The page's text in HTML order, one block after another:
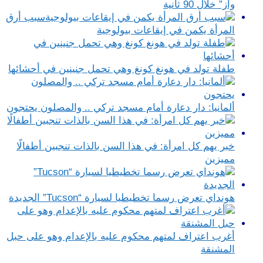
واز” خلال 90 ثانية
سبب أرق
المرأة يكمن في إيقاعات بيولوجية
طفلة تولد في هونغ كونغ وهي تحمل جنينين في أحشائها
ألمانيا: دار دعارة أمام مسجد تركي .. والمصلون يحتجون
خبر يهم كل امرأة: في هذا السن بالذات تنجبين أطفالًا
مميزين
هونداي تعرض رسما تخطيطيا لسيارة “Tucson” الجديدة
أغرب اعتراف لمتهم محكوم عليه بالإعدام وهو على حبل
المشنقة